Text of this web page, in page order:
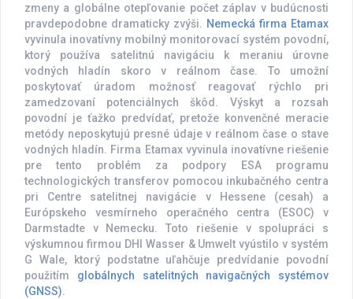
zmeny a globálne otepľovanie počet záplav v budúcnosti
pravdepodobne dramaticky zvýši. Nemecká firma Etamax
vyvinula inovatívny mobilný monitorovací systém povodní,
ktorý používa satelitnú navigáciu k meraniu úrovne
vodných hladín skoro v reálnom čase. To umožní
poskytovať úradom možnosť reagovať rýchlo pri
zamedzovaní potenciálnych škôd. Výskyt a rozsah
povodní je ťažko predvídať, pretože konvenčné meracie
metódy neposkytujú presné údaje v reálnom čase o stave
vodných hladín. Firma Etamax vyvinula inovatívne riešenie
pre tento problém za podpory ESA programu
technologických transferov pomocou inkubačného centra
pri Centre satelitnej navigácie v Hessene (cesah) a
Európskeho vesmírneho operačného centra (ESOC) v
Darmstadte v Nemecku. Toto riešenie v spolupráci s
výskumnou firmou DHI Wasser & Umwelt vyústilo v systém
G Wale, ktorý podstatne uľahčuje predvídanie povodní
použitím globálnych satelitných navigačných systémov
(GNSS).